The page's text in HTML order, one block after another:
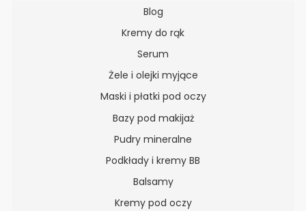
Blog
Kremy do rąk
Serum
Żele i olejki myjące
Maski i płatki pod oczy
Bazy pod makijaż
Pudry mineralne
Podkłady i kremy BB
Balsamy
Kremy pod oczy